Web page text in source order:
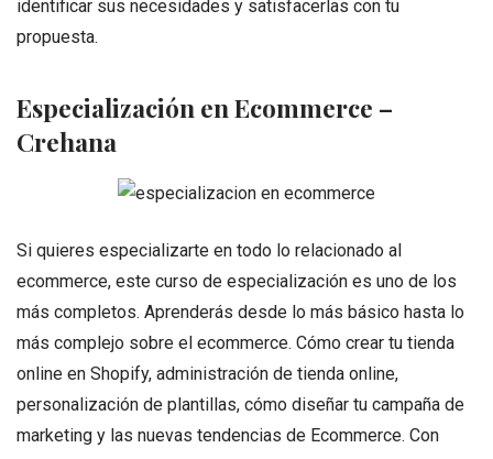
identificar sus necesidades y satisfacerlas con tu
propuesta.
Especialización en Ecommerce –
Crehana
Si quieres especializarte en todo lo relacionado al
ecommerce, este curso de especialización es uno de los
más completos. Aprenderás desde lo más básico hasta lo
más complejo sobre el ecommerce. Cómo crear tu tienda
online en Shopify, administración de tienda online,
personalización de plantillas, cómo diseñar tu campaña de
marketing y las nuevas tendencias de Ecommerce. Con